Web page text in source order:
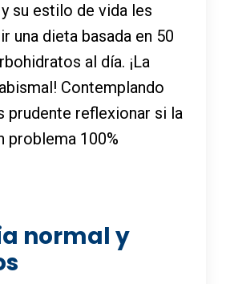
su estilo de vida les
una dieta basada en 50
al día. ¡La
Contemplando
prudente reflexionar si la
problema 100%
normal y